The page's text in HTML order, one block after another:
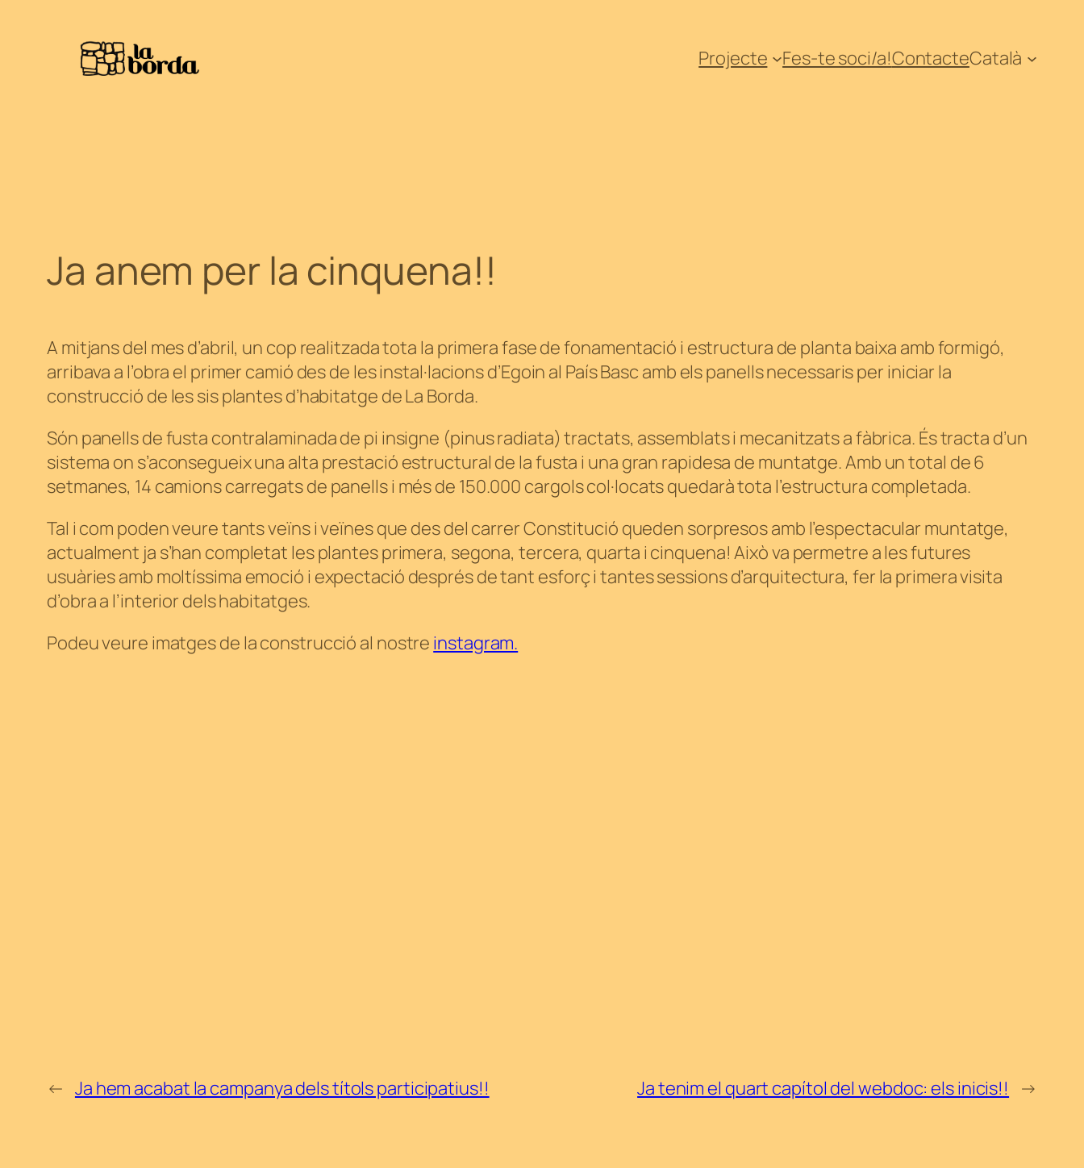
contingut
Projecte Fes-te soci/a!ContacteCatalà
Ja anem per la cinquena!!
A mitjans del mes d’abril, un cop realitzada tota la primera fase de fonamentació i estructura de planta baixa amb formigó,
arribava a l’obra el primer camió des de les instal·lacions d’Egoin al País Basc amb els panells necessaris per iniciar la
construcció de les sis plantes d’habitatge de La Borda.
Són panells de fusta contralaminada de pi insigne (pinus radiata) tractats, assemblats i mecanitzats a fàbrica. És tracta d’un
sistema on s’aconsegueix una alta prestació estructural de la fusta i una gran rapidesa de muntatge. Amb un total de 6
setmanes, 14 camions carregats de panells i més de 150.000 cargols col·locats quedarà tota l’estructura completada.
Tal i com poden veure tants veïns i veïnes que des del carrer Constitució queden sorpresos amb l’espectacular muntatge,
actualment ja s’han completat les plantes primera, segona, tercera, quarta i cinquena! Això va permetre a les futures
usuàries amb moltíssima emoció i expectació després de tant esforç i tantes sessions d’arquitectura, fer la primera visita
d’obra a l’interior dels habitatges.
Podeu veure imatges de la construcció al nostre instagram.
← Ja hem acabat la campanya dels títols participatius!! Ja tenim el quart capítol del webdoc: els inicis!! →